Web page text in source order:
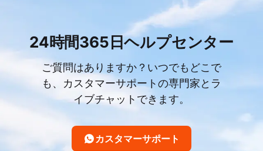
24時間365日ヘルプセンター
ご質問はありますか？いつでもどこで
も、カスタマーサポートの専門家とラ
イブチャットできます。
カスタマーサポート